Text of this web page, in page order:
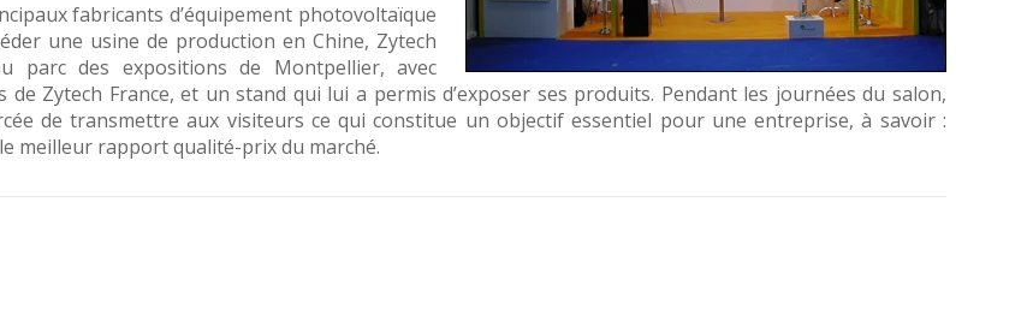
fabricants d’équipement photovoltaïque
une usine de production en Chine, Zytech
parc des expositions de Montpellier, avec
de Zytech France, et un stand qui lui a permis d’exposer ses produits. Pendant les journées du salon,
de transmettre aux visiteurs ce qui constitue un objectif essentiel pour une entreprise, à savoir :
meilleur rapport qualité-prix du marché.